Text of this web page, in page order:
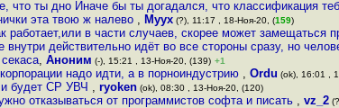
что ты дно Иначе бы ты догадался, что классификация
эта твою ж налево , Myyx (?), 11:17 , 18-Ноя-20, (159)
работает,или в части случаев, скорее может замещаться
действительно идёт во все стороны сразу, но
, Аноним (-), 15:21 , 13-Ноя-20, (139) +1
надо идти, а в порноиндустрию , Ordu (ok), 16:01 ,
будет СР УВЧ , ryoken (ok), 08:30 , 13-Ноя-20, (120)
отказываться от программистов софта и писать , vz_2